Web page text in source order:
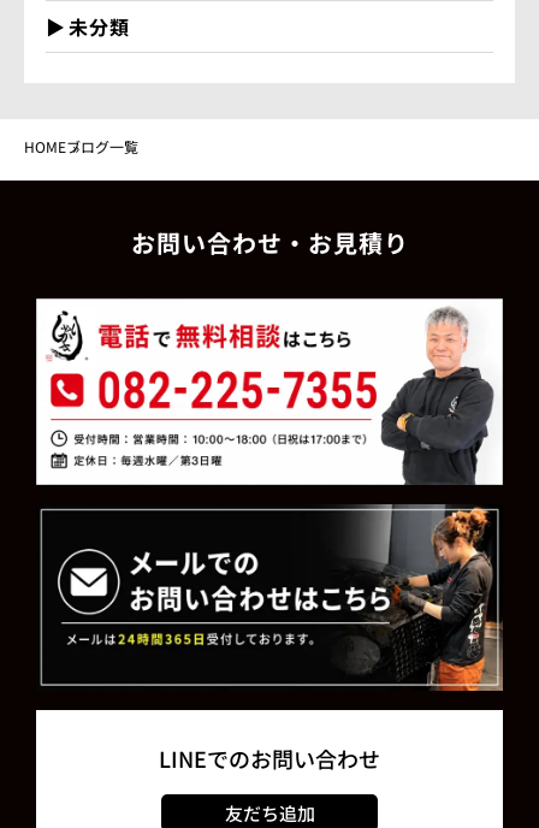
未分類
HOMEブログ一覧
お問い合わせ・お見積り
LINEでのお問い合わせ
友だち追加